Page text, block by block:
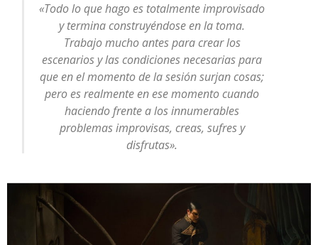
«Todo lo que hago es totalmente improvisado
y termina construyéndose en la toma.
Trabajo mucho antes para crear los
escenarios y las condiciones necesarias para
que en el momento de la sesión surjan cosas;
pero es realmente en ese momento cuando
haciendo frente a los innumerables
problemas improvisas, creas, sufres y
disfrutas».